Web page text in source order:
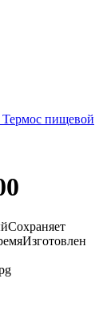
Термос пищевой